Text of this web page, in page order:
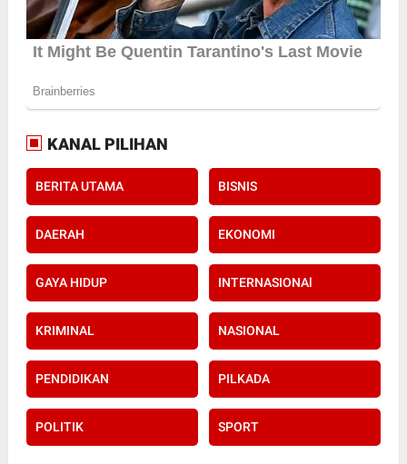
KANAL PILIHAN
BERITA UTAMA BISNIS
DAERAH EKONOMI
GAYA HIDUP INTERNASIONAl
KRIMINAL NASIONAL
PENDIDIKAN PILKADA
POLITIK SPORT